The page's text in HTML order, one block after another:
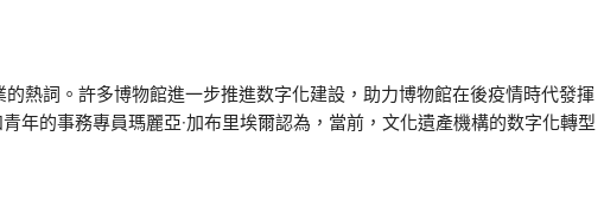
詞。許多博物館進一步推進数字化建設，助力博物館在後疫情時代發揮
年的事務專員瑪麗亞·加布里埃爾認為，當前，文化遺產機構的数字化轉型